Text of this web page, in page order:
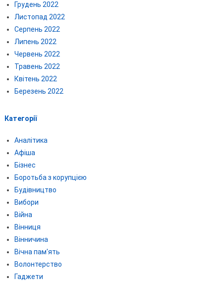
Грудень 2022
Листопад 2022
Серпень 2022
Липень 2022
Червень 2022
Травень 2022
Квітень 2022
Березень 2022
Категорії
Аналітика
Афіша
Бізнес
Боротьба з корупцією
Будівництво
Вибори
Війна
Вінниця
Вінничина
Вічна пам'ять
Волонтерство
Гаджети